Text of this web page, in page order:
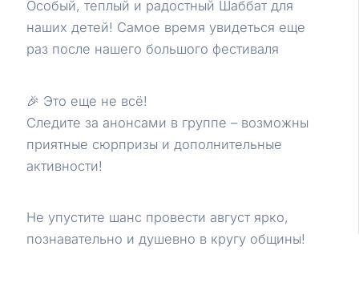
Особый, теплый и радостный Шаббат для
наших детей! Самое время увидеться еще
раз после нашего большого фестиваля
🎉 Это еще не всё!
Следите за анонсами в группе – возможны
приятные сюрпризы и дополнительные
активности!
Не упустите шанс провести август ярко,
познавательно и душевно в кругу общины!